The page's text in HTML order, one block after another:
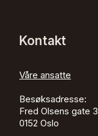
Kontakt
Våre ansatte
Besøksadresse:
Fred Olsens gate 3
0152 Oslo